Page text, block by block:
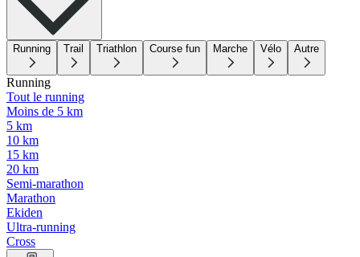
Running Trail Triathlon Course fun Marche Vélo Autre
Running
Tout le running
Moins de 5 km
5 km
10 km
15 km
20 km
Semi-marathon
Marathon
Ekiden
Ultra-running
Cross